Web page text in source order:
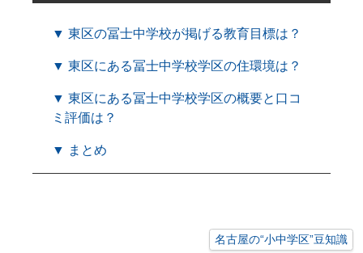
▼ 東区の冨士中学校が掲げる教育目標は？
▼ 東区にある冨士中学校学区の住環境は？
▼ 東区にある冨士中学校学区の概要と口コ
ミ評価は？
▼ まとめ
名古屋の“小中学区”豆知識